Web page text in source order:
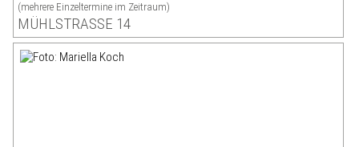
(mehrere Einzeltermine im Zeitraum)
MÜHLSTRASSE 14